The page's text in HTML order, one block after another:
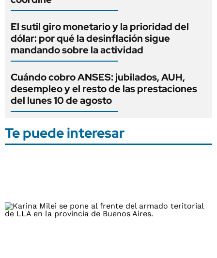
El sutil giro monetario y la prioridad del
dólar: por qué la desinflación sigue
mandando sobre la actividad
Cuándo cobro ANSES: jubilados, AUH,
desempleo y el resto de las prestaciones
del lunes 10 de agosto
Te puede interesar